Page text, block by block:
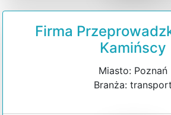
Firma
Kamińscy
Miasto: Poznań
Branża: transport